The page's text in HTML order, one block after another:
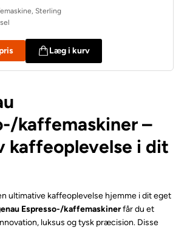
Sterling
Læg i kurv
kaffemaskiner –
kaffeoplevelse i dit
ultimative kaffeoplevelse hjemme i dit eget
Espresso-/kaffemaskinerfår du et
luksus og tysk præcision. Disse